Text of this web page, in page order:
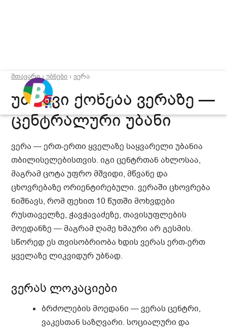
მთავარი› უბნები › ვერა
უძრავი ქონება ვერაზე —
ცენტრალური უბანი
ვერა — ერთ-ერთი ყველაზე საყვარელი უბანია
თბილისელებისთვის. იგი ცენტრთან ახლოსაა,
მაგრამ ცოტა უფრო მშვიდი, მწვანე და
ცხოვრებაზე ორიენტირებული. ვერაში ცხოვრება
ნიშნავს, რომ ფეხით 10 წუთში მოხვდები
რუსთაველზე, ჭავჭავაძეზე, თავისუფლების
მოედანზე — მაგრამ ღამე ხმაური არ გესმის.
სწორედ ეს თვისობრიობა ხდის ვერას ერთ-ერთ
ყველაზე ლიკვიდურ უბნად.
ვერას ლოკაციები
ბრძოლების მოედანი — ვერას ცენტრი,
ვაკესთან საზღვარი. სოციალური და